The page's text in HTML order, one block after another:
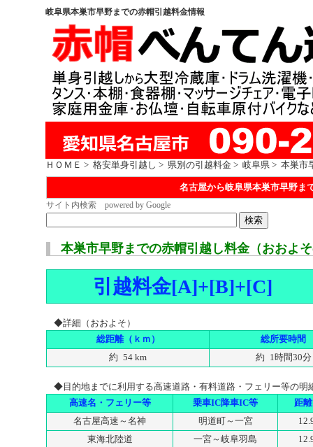
岐阜県本巣市早野までの赤帽引越料金情報
ＨＯＭＥ > 格安単身引越し > 県別の引越料金 > 岐阜県 > 本巣市
名古屋から岐阜県本巣市早野ま
サイト内検索 powered by Google
本巣市早野までの赤帽引越し料金（おおよ
引越料金[A]+[B]+[C]
◆詳細（おおよそ）
総距離（ｋｍ）
総所要時間
約 54 km
約 1時間30分
◆目的地までに利用する高速道路・有料道路・フェリー等の明
高速名・フェリー等
乗車IC降車IC等
距
名古屋高速～名神
明道町～一宮
東海北陸道
一宮～岐阜羽島